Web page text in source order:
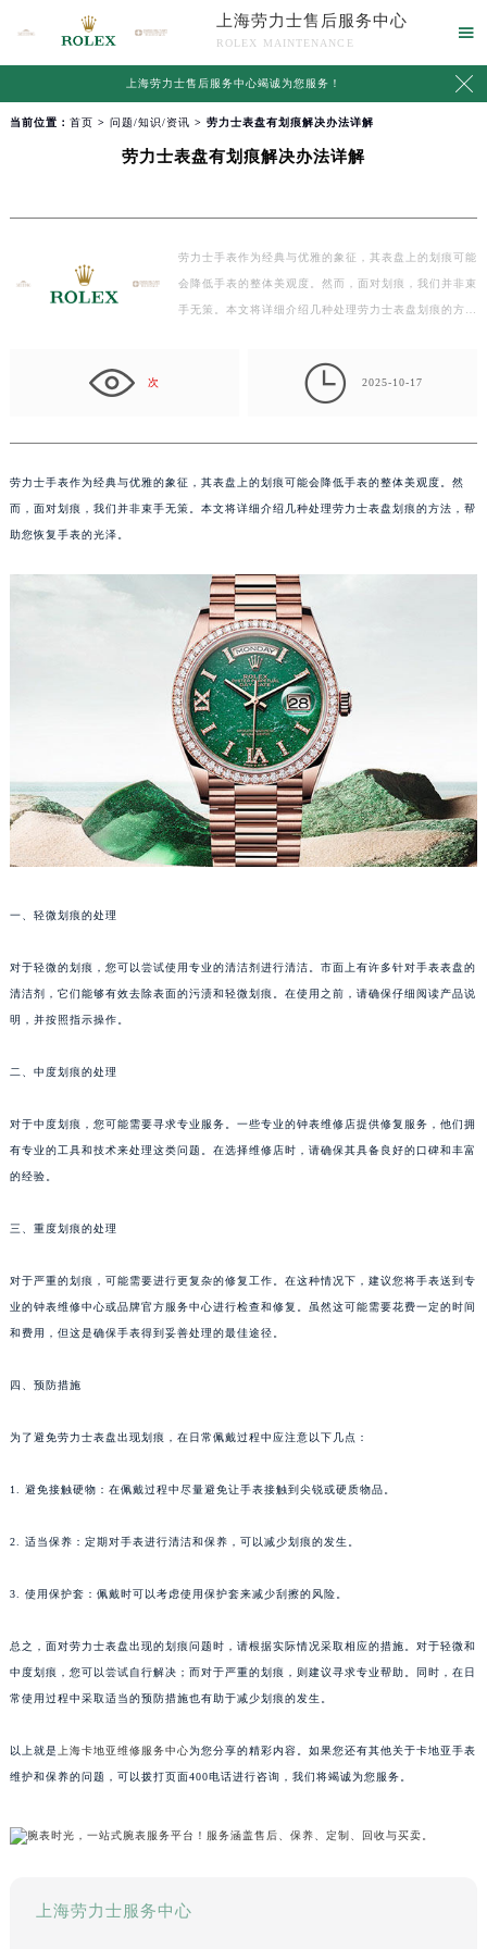
上海劳力士售后服务中心
ROLEX MAINTENANCE

上海劳力士售后服务中心竭诚为您服务！ 
当前位置： 首页 > 问题/知识/资讯 > 劳力士表盘有划痕解决办法详解
劳力士表盘有划痕解决办法详解
劳力士手表作为经典与优雅的象征，其表盘上的划痕可能
会降低手表的整体美观度。然而，面对划痕，我们并非束
手无策。本文将详细介绍几种处理劳力士表盘划痕的方…
次  2025-10-17
劳力士手表作为经典与优雅的象征，其表盘上的划痕可能会降低手表的整体美观度。然
而，面对划痕，我们并非束手无策。本文将详细介绍几种处理劳力士表盘划痕的方法，帮
助您恢复手表的光泽。
一、轻微划痕的处理
对于轻微的划痕，您可以尝试使用专业的清洁剂进行清洁。市面上有许多针对手表表盘的
清洁剂，它们能够有效去除表面的污渍和轻微划痕。在使用之前，请确保仔细阅读产品说
明，并按照指示操作。
二、中度划痕的处理
对于中度划痕，您可能需要寻求专业服务。一些专业的钟表维修店提供修复服务，他们拥
有专业的工具和技术来处理这类问题。在选择维修店时，请确保其具备良好的口碑和丰富
的经验。
三、重度划痕的处理
对于严重的划痕，可能需要进行更复杂的修复工作。在这种情况下，建议您将手表送到专
业的钟表维修中心或品牌官方服务中心进行检查和修复。虽然这可能需要花费一定的时间
和费用，但这是确保手表得到妥善处理的最佳途径。
四、预防措施
为了避免劳力士表盘出现划痕，在日常佩戴过程中应注意以下几点：
1. 避免接触硬物：在佩戴过程中尽量避免让手表接触到尖锐或硬质物品。
2. 适当保养：定期对手表进行清洁和保养，可以减少划痕的发生。
3. 使用保护套：佩戴时可以考虑使用保护套来减少刮擦的风险。
总之，面对劳力士表盘出现的划痕问题时，请根据实际情况采取相应的措施。对于轻微和
中度划痕，您可以尝试自行解决；而对于严重的划痕，则建议寻求专业帮助。同时，在日
常使用过程中采取适当的预防措施也有助于减少划痕的发生。
以上就是 上海卡地亚维修服务中心为您分享的精彩内容。如果您还有其他关于卡地亚手表
维护和保养的问题，可以拨打页面400电话进行咨询，我们将竭诚为您服务。
上海劳力士服务中心